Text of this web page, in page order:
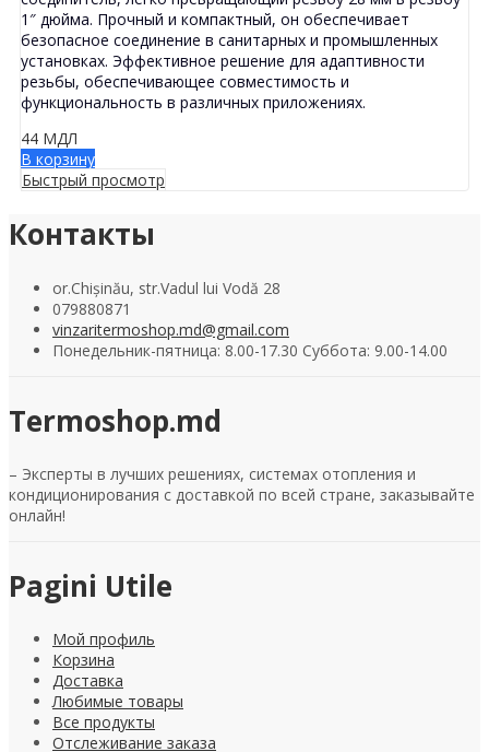
1″ дюйма. Прочный и компактный, он обеспечивает
безопасное соединение в санитарных и промышленных
установках. Эффективное решение для адаптивности
резьбы, обеспечивающее совместимость и
функциональность в различных приложениях.
44 МДЛ
В корзину
Быстрый просмотр
Контакты
or.Chișinău, str.Vadul lui Vodă 28
079880871
vinzaritermoshop.md@gmail.com
Понедельник-пятница: 8.00-17.30 Суббота: 9.00-14.00
Termoshop.md
– Эксперты в лучших решениях, системах отопления и
кондиционирования с доставкой по всей стране, заказывайте
онлайн!
Pagini Utile
Мой профиль
Корзина
Доставка
Любимые товары
Все продукты
Отслеживание заказа